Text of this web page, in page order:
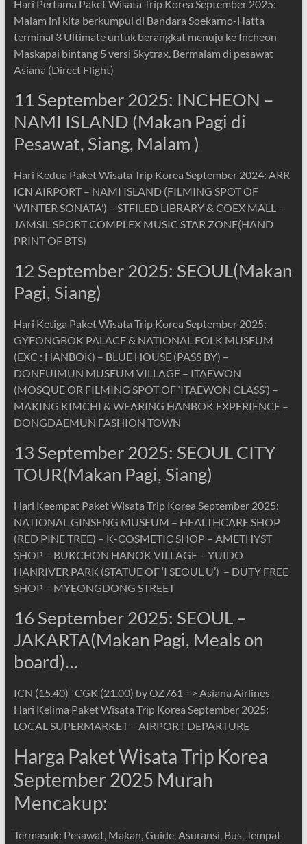
Hari Pertama Paket Wisata Trip Korea September 2025:
Malam ini kita berkumpul di Bandara Soekarno-Hatta
terminal 3 Ultimate untuk berangkat menuju ke Incheon
Maskapai bintang 5 versi Skytrax. Bermalam di pesawat
Asiana (Direct Flight)
11 September 2025: INCHEON –
NAMI ISLAND (Makan Pagi di
Pesawat, Siang, Malam )
Hari Kedua Paket Wisata Trip Korea September 2024: ARR
ICN AIRPORT – NAMI ISLAND (FILMING SPOT OF
‘WINTER SONATA’) – STFILED LIBRARY & COEX MALL –
JAMSIL SPORT COMPLEX MUSIC STAR ZONE(HAND
PRINT OF BTS)
12 September 2025: SEOUL(Makan
Pagi, Siang)
Hari Ketiga Paket Wisata Trip Korea September 2025:
GYEONGBOK PALACE & NATIONAL FOLK MUSEUM
(EXC : HANBOK) – BLUE HOUSE (PASS BY) –
DONEUIMUN MUSEUM VILLAGE – ITAEWON
(MOSQUE OR FILMING SPOT OF ‘ITAEWON CLASS’) –
MAKING KIMCHI & WEARING HANBOK EXPERIENCE –
DONGDAEMUN FASHION TOWN
13 September 2025: SEOUL CITY
TOUR(Makan Pagi, Siang)
Hari Keempat Paket Wisata Trip Korea September 2025:
NATIONAL GINSENG MUSEUM – HEALTHCARE SHOP
(RED PINE TREE) – K-COSMETIC SHOP – AMETHYST
SHOP – BUKCHON HANOK VILLAGE – YUIDO
HANRIVER PARK (STATUE OF ‘I SEOUL U’) – DUTY FREE
SHOP – MYEONGDONG STREET
16 September 2025: SEOUL –
JAKARTA(Makan Pagi, Meals on
board)…
ICN (15.40) -CGK (21.00) by OZ761 => Asiana Airlines
Hari Kelima Paket Wisata Trip Korea September 2025:
LOCAL SUPERMARKET – AIRPORT DEPARTURE
Harga Paket Wisata Trip Korea
September 2025 Murah
Mencakup:
Termasuk: Pesawat, Makan, Guide, Asuransi, Bus, Tempat